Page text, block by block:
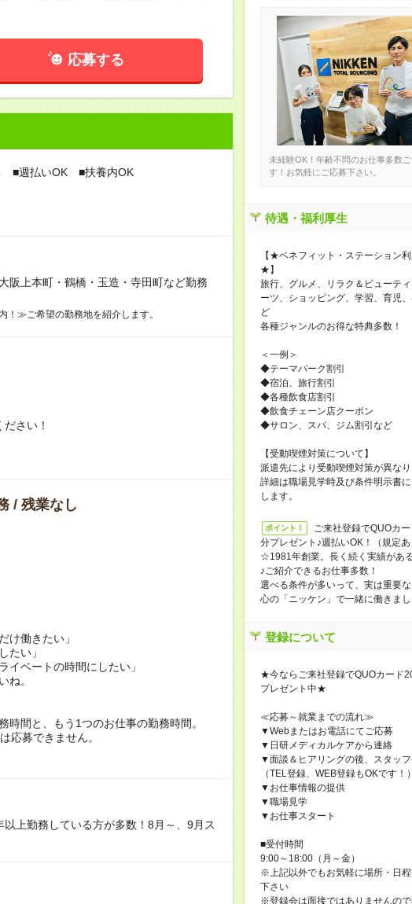
応募する
■週払いOK ■扶養内OK
阪上本町・鶴橋・玉造・寺田町など勤務
！≫ご希望の勤務地を紹介します。
さい！
/ 残業なし
け働きたい」
たい」
イベートの時間にしたい」
ね。
時間と、もう1つのお仕事の勤務時間。
応募できません。
以上勤務している方が多数！8月～、9月ス
未経験OK！年齢不問のお仕事多数ご
す！お気軽にご応募下さい。
待遇・福利厚生
【★ベネフィット・ステーション
★】
旅行、グルメ、リラク＆ビューテ
ーツ、ショッピング、学習、育児
ど
各種ジャンルのお得な特典多数！
＜一例＞
◆テーマパーク割引
◆宿泊、旅行割引
◆各種飲食店割引
◆飲食チェーン店クーポン
◆サロン、スパ、ジム割引など
【受動喫煙対策について】
派遣先により受動喫煙対策が異なり
詳細は職場見学時及び条件明示書
します。
ポイント！
ご来社登録でQUOカ
分プレゼント♪週払いOK！（規定あ
☆1981年創業。長く続く実績があ
♪ご紹介できるお仕事多数！
選べる条件が多いって、実は重要
心の「ニッケン」で一緒に働きま
登録について
★今ならご来社登録でQUOカード
プレゼント中★
≪応募～就業までの流れ≫
▼Webまたはお電話にてご応募
▼日研メディカルケアから連絡
▼面談＆ヒアリングの後、スタッ
（TEL登録、WEB登録もOKです！）
▼お仕事情報の提供
▼職場見学
▼お仕事スタート
■受付時間
9:00～18:00（月～金）
※上記以外でもお気軽に場所・日
下さい
※登録会は面接ではありませんの